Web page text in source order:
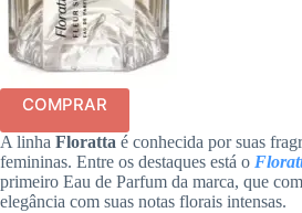
COMPRAR
A linha Floratta é conhecida por suas
femininas. Entre os destaques está o
primeiro Eau de Parfum da marca, que
elegância com suas notas florais intensas.